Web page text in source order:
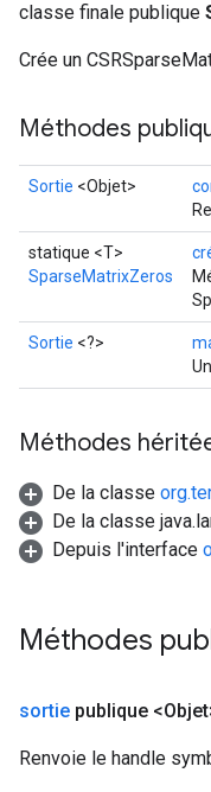
classe finale publique
Crée un
Méthodes
Sortie <Objet>
statique <T>
SparseMatrixZeros
Sortie <?>
Méthodes
De la classe
De la classe
Depuis l'interface
Méthodes
sortie publique
Renvoie le handle